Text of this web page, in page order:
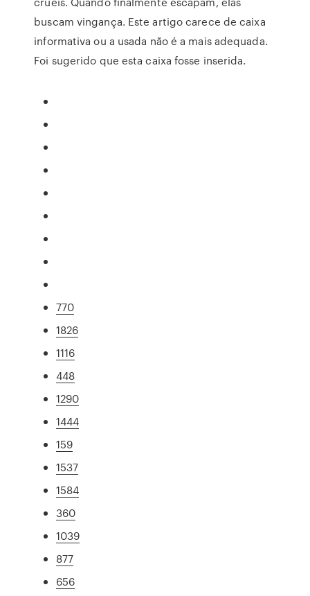
buscam vingança. Este artigo carece de caixa
informativa ou a usada não é a mais adequada.
Foi sugerido que esta caixa fosse inserida.
770
1826
1116
448
1290
1444
159
1537
1584
360
1039
877
656